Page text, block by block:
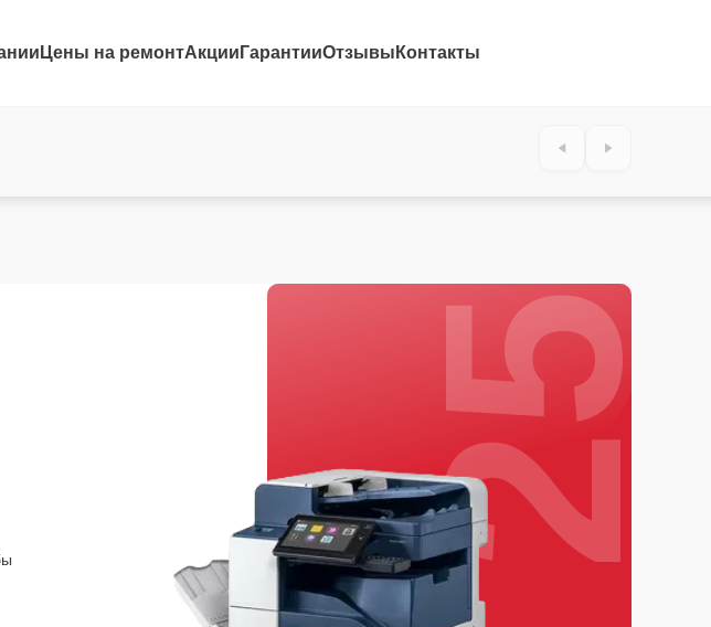
Цены на ремонтАкции ГарантииОтзывы Контакты
25%